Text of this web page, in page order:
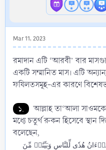
Mar 11, 2023
রমাদান এটি ‘আরবী’ বার
একটি সম্মানিত মাস। এটি
ফযিলতসমূহ-এর কারণে
১.
আল্লাহ তা‘আলা
মধ্যে চতুর্থ রুকন হিসেবে স্থান
বলেছেন,
هُدٗى لِّلنَّاسِ وَبَيِّنَٰتٖ مِّنَ